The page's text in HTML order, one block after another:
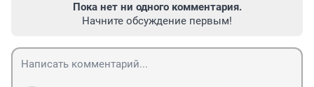
Пока нет ни одного комментария.
Начните обсуждение первым!